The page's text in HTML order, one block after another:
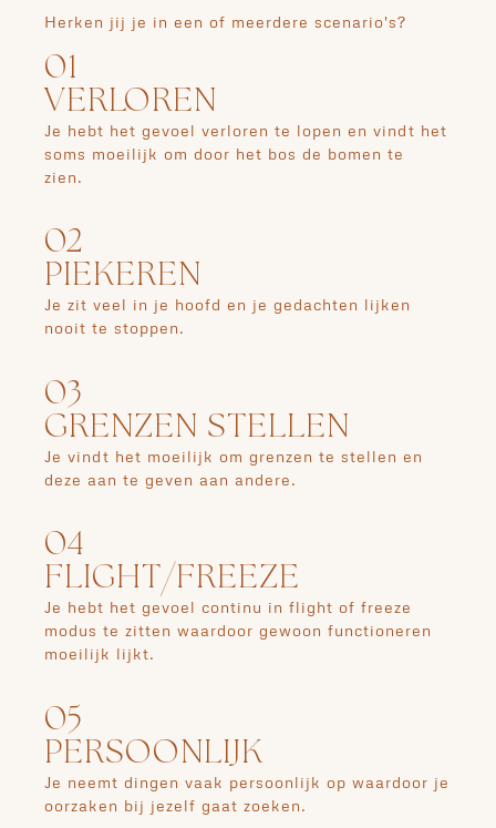
Herken jij je in een of meerdere scenario's?
01
VERLOREN
Je hebt het gevoel verloren te lopen en vindt het
soms moeilijk om door het bos de bomen te
zien.
02
PIEKEREN
Je zit veel in je hoofd en je gedachten lijken
nooit te stoppen.
03
GRENZEN STELLEN
Je vindt het moeilijk om grenzen te stellen en
deze aan te geven aan andere.
04
FLIGHT/FREEZE
Je hebt het gevoel continu in flight of freeze
modus te zitten waardoor gewoon functioneren
moeilijk lijkt.
05
PERSOONLIJK
Je neemt dingen vaak persoonlijk op waardoor je
oorzaken bij jezelf gaat zoeken.